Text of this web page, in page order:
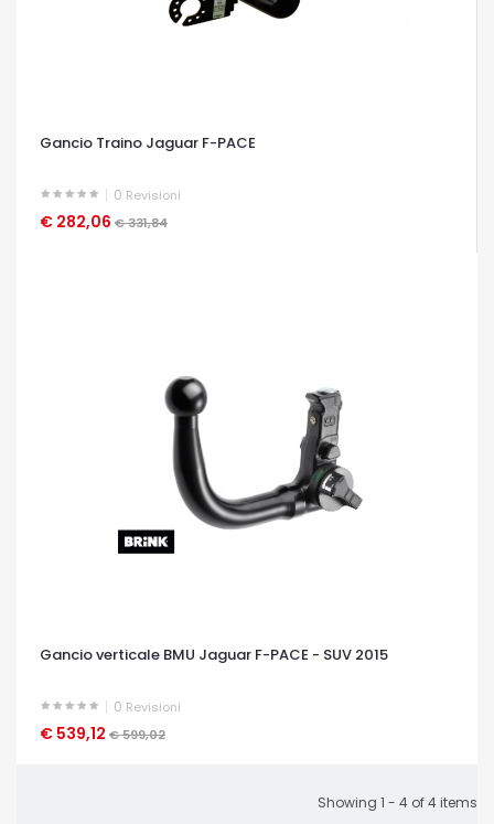
Gancio Traino Jaguar F-PACE
0 Revisioni
€ 282,06 € 331,84
OCCHIATA VELOCE
Gancio verticale BMU Jaguar F-PACE - SUV 2015
0 Revisioni
€ 539,12 € 599,02
OCCHIATA VELOCE
Showing 1 - 4 of 4 items